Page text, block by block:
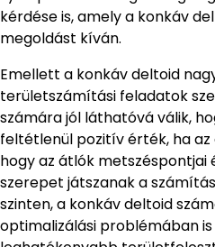
kérdése is, amely a konkáv
megoldást kíván.
Emellett a konkáv deltoid
területszámítási feladatok
számára jól láthatóvá válik,
feltétlenül pozitív érték, ha
hogy az átlók metszéspontjai
szerepet játszanak a
szinten, a konkáv deltoid
optimalizálási problémában